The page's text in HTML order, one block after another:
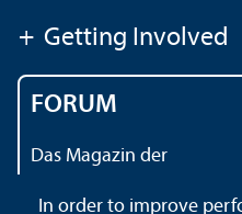
+ Getting Involved
FORUM
Das Magazin der
In order to improve